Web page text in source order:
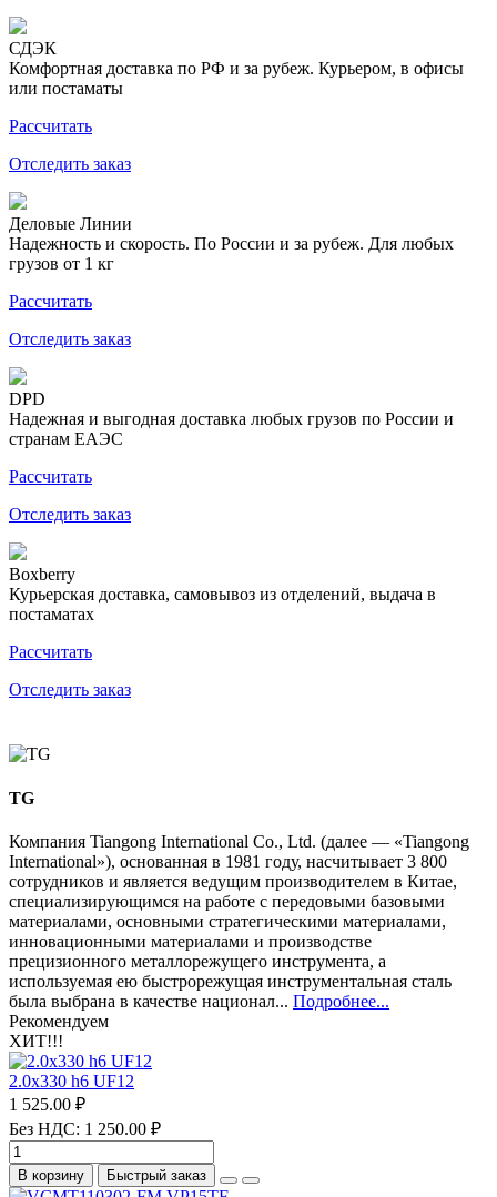
СДЭК
Комфортная доставка по РФ и за рубеж. Курьером, в офисы
или постаматы
Рассчитать
Отследить заказ
Деловые Линии
Надежность и скорость. По России и за рубеж. Для любых
грузов от 1 кг
Рассчитать
Отследить заказ
DPD
Надежная и выгодная доставка любых грузов по России и
странам ЕАЭС
Рассчитать
Отследить заказ
Boxberry
Курьерская доставка, самовывоз из отделений, выдача в
постаматах
Рассчитать
Отследить заказ
TG
Компания Tiangong International Co., Ltd. (далее — «Tiangong
International»), основанная в 1981 году, насчитывает 3 800
сотрудников и является ведущим производителем в Китае,
специализирующимся на работе с передовыми базовыми
материалами, основными стратегическими материалами,
инновационными материалами и производстве
прецизионного металлорежущего инструмента, а
используемая ею быстрорежущая инструментальная сталь
была выбрана в качестве национал... Подробнее...
Рекомендуем
ХИТ!!!
2.0х330 h6 UF12
1 525.00 ₽
Без НДС: 1 250.00 ₽
В корзину Быстрый заказ